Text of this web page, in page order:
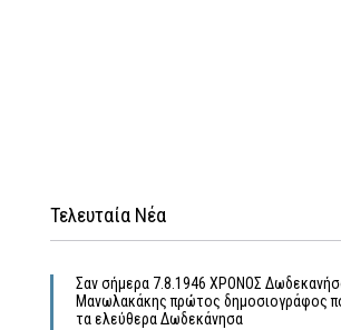
Τελευταία Νέα
Σαν σήμερα 7.8.1946 ΧΡΟΝΟΣ
Μανωλακάκης πρώτος δημοσιογράφος
τα ελεύθερα Δωδεκάνησα